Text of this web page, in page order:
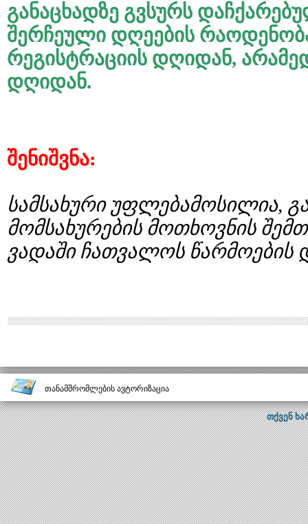
განაცხადზე გვსურს
შერჩეული დღეების
რეგისტრაციის დღიდან,
დღიდან.
შენიშვნა:
სამსახური უფლებამოსილია,
მომსახურების მოთხოვნის
ვადაში ჩათვალოს წარმოების
თანამშრომლების ავტორიზაცია
თქვენ